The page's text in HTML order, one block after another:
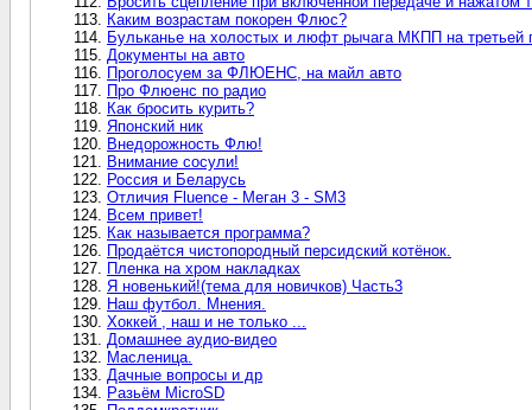
Каким возрастам покорен Флюс?
Бульканье на холостых и люфт рычага МКПП на третьей
Документы на авто
Проголосуем за ФЛЮЕНС, на майл авто
Про Флюенс по радио
Как бросить курить?
Японский ник
Внедорожность Флю!
Внимание сосули!
Россия и Беларусь
Отличия Fluence - Меган 3 - SM3
Всем привет!
Как называется программа?
Продаётся чистопородный персидский котёнок.
Пленка на хром накладках
Я новенький!(тема для новичков) Часть3
Наш футбол. Мнения.
Хоккей , наш и не только ...
Домашнее аудио-видео
Масленица.
Дачные вопросы и др
Разьём MicroSD